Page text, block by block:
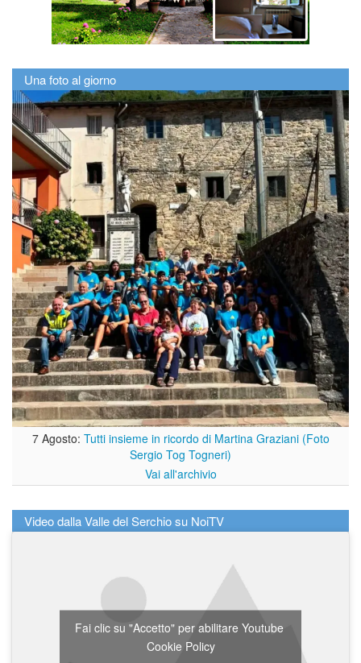
Una foto al giorno
7 Agosto: Tutti insieme in ricordo di Martina Graziani (Foto
Sergio Tog Togneri)
Vai all'archivio
Video dalla Valle del Serchio su NoiTV
Fai clic su "Accetto" per abilitare Youtube
Cookie Policy